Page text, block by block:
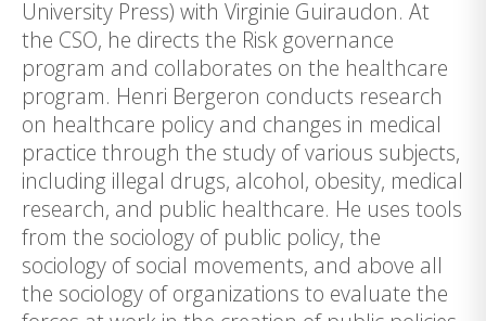
University Press) with Virginie Guiraudon. At
the CSO, he directs the Risk governance
program and collaborates on the healthcare
program. Henri Bergeron conducts research
on healthcare policy and changes in medical
practice through the study of various subjects,
including illegal drugs, alcohol, obesity, medical
research, and public healthcare. He uses tools
from the sociology of public policy, the
sociology of social movements, and above all
the sociology of organizations to evaluate the